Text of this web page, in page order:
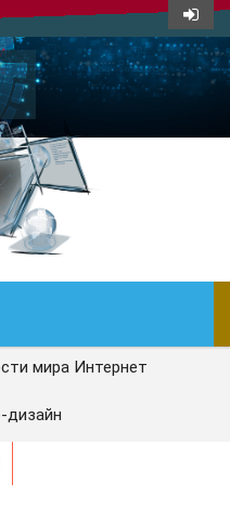
мира Интернет
дизайн